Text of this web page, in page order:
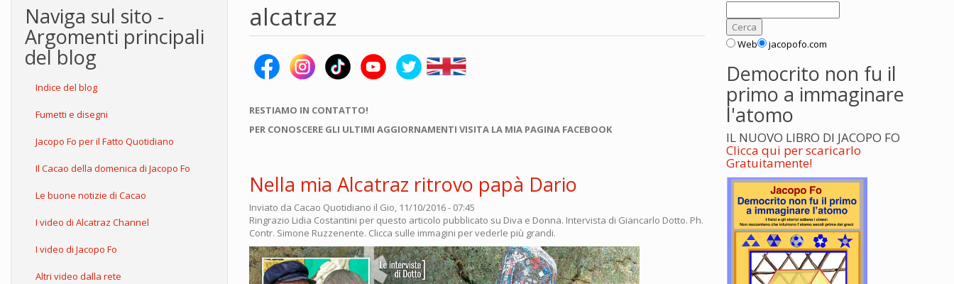
Naviga sul sito -
Argomenti principali
del blog
Indice del blog
Fumetti e disegni
Jacopo Fo per il Fatto Quotidiano
Il Cacao della domenica di Jacopo Fo
Le buone notizie di Cacao
I video di Alcatraz Channel
I video di Jacopo Fo
Altri video dalla rete
alcatraz
RESTIAMO IN CONTATTO!
PER CONOSCERE GLI ULTIMI AGGIORNAMENTI VISITA LA MIA PAGINA FACEBOOK
Nella mia Alcatraz ritrovo papà Dario
Inviato da Cacao Quotidiano il Gio, 11/10/2016 - 07:45
Ringrazio Lidia Costantini per questo articolo pubblicato su Diva e Donna. Intervista di Giancarlo Dotto. Ph.
Contr. Simone Ruzzenente. Clicca sulle immagini per vederle più grandi.
Web jacopofo.com
Democrito non fu il
primo a immaginare
l'atomo
IL NUOVO LIBRO DI JACOPO FO
Clicca qui per scaricarlo
Gratuitamente!